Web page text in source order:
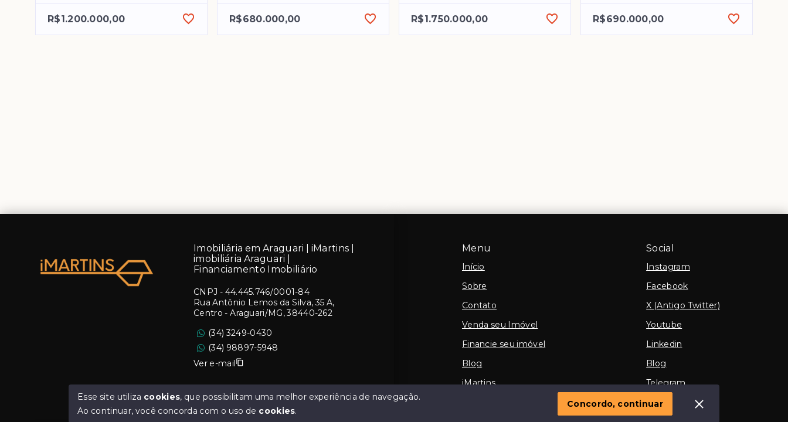
R$1.200.000,00 R$680.000,00 R$1.750.000,00 R$690.000,00
Menu
Início
Sobre
Contato
Venda seu Imóvel
Financie seu imóvel
Blog
iMartins
Social
Instagram
Facebook
X (Antigo Twitter)
Youtube
Linkedin
Blog
Telegram
TikTok
Imobiliária em Araguari | iMartins |
imobiliária Araguari |
Financiamento Imobiliário
CNPJ - 44.445.746/0001-84
Rua Antônio Lemos da Silva, 35 A,
Centro - Araguari/MG, 38440-262
(34) 3249-0430
(34) 98897-5948
Ver e-mail
Esse site utiliza cookies, que possibilitam uma melhor experiência de navegação.
Ao continuar, você concorda com o uso de cookies.
Concordo, continuar